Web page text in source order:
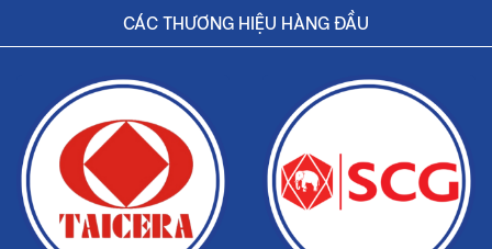
CÁC THƯƠNG HIỆU HÀNG ĐẦU